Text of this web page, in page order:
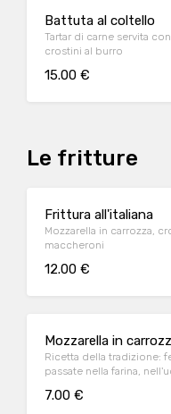
Battuta al coltello
Tartar di carne servita
crostini al burro
15.00 €
Le fritture
Frittura all'italiana
Mozzarella in carrozza,
maccheroni
12.00 €
Mozzarella in
Ricetta della tradizione:
passate nella farina,
7.00 €